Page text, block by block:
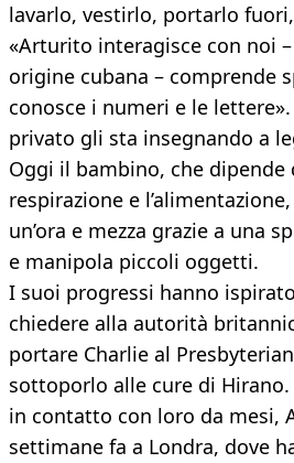
lavarlo, vestirlo, portarlo
«Arturito interagisce con noi
origine cubana – comprende
conosce i numeri e le
privato gli sta insegnando a
Oggi il bambino, che dipende
respirazione e
un’ora e mezza grazie a una
e manipola piccoli oggetti.
I suoi progressi hanno
chiedere alla autorità
portare Charlie al
sottoporlo alle cure di
in contatto con loro da mesi,
settimane fa a Londra, dove